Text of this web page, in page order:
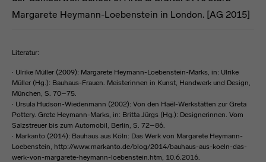
Margarete Heymann-Loebenstein in London. [AG 2015]
Literatur:
· Ulrike Müller (2009): Margarete Heymann-Loebenstein-Marks, in: Ulrike
Müller (Hg.): Bauhaus-Frauen. Meisterinnen in Kunst, Handwerk und Design,
München, S. 70–75.
· Ursula Hudson-Wiedenmann (2002): Von den Haël-Werkstätten zur Greta
Pottery. Grete Heymann-Marks, in: Britta Jürgs (Hg.): Designerinnen. Vom
Salzstreuer bis zum Automobil, Berlin, S. 72–86.
· Markanto (2014): Bauhaus aus Köln: Das Werk von Margarete Heymann-
Loebenstein, http://www.markanto.de/blog/2014/bauhaus-aus-koeln-das-
werk-von-margarete-heymann-loebenstein.htm, 10.6.2016.